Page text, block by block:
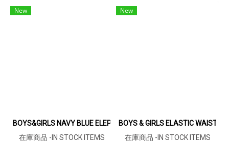
New
BOYS&GIRLS NAVY BLUE ELEPHANTS SHIRTS / 100% PRINTED
在庫商品 -IN STOCK ITEMS
New
BOYS & GIRLS ELASTIC
在庫商品 -IN STOCK ITEMS